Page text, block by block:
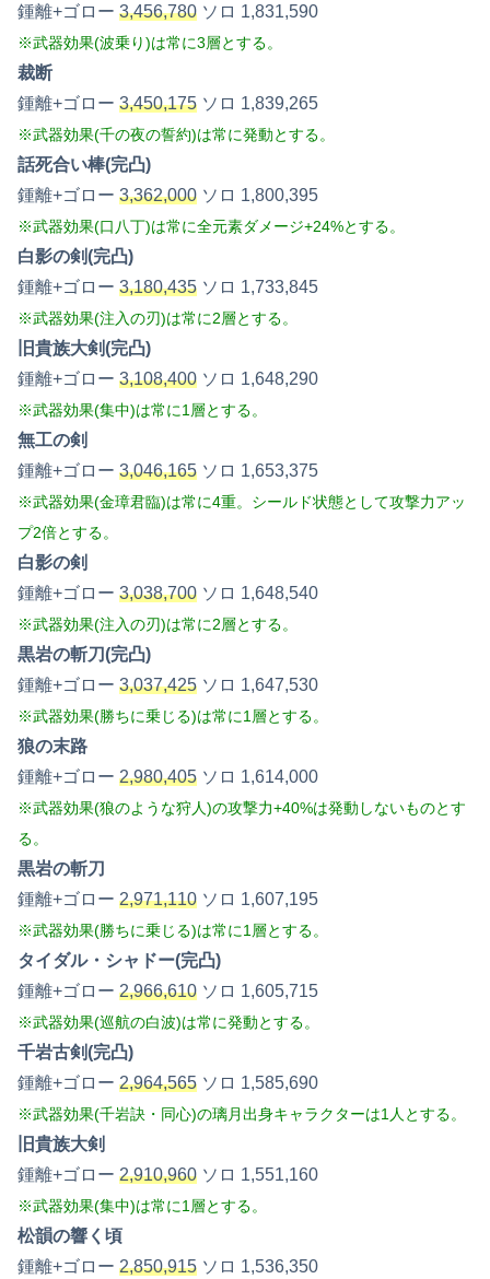
鍾離+ゴロー 3,456,780 ソロ 1,831,590
※武器効果(波乗り)は常に3層とする。
裁断
鍾離+ゴロー 3,450,175 ソロ 1,839,265
※武器効果(千の夜の誓約)は常に発動とする。
話死合い棒(完凸)
鍾離+ゴロー 3,362,000 ソロ 1,800,395
※武器効果(口八丁)は常に全元素ダメージ+24%とする。
白影の剣(完凸)
鍾離+ゴロー 3,180,435 ソロ 1,733,845
※武器効果(注入の刃)は常に2層とする。
旧貴族大剣(完凸)
鍾離+ゴロー 3,108,400 ソロ 1,648,290
※武器効果(集中)は常に1層とする。
無工の剣
鍾離+ゴロー 3,046,165 ソロ 1,653,375
※武器効果(金璋君臨)は常に4重。シールド状態として攻撃力アッ
プ2倍とする。
白影の剣
鍾離+ゴロー 3,038,700 ソロ 1,648,540
※武器効果(注入の刃)は常に2層とする。
黒岩の斬刀(完凸)
鍾離+ゴロー 3,037,425 ソロ 1,647,530
※武器効果(勝ちに乗じる)は常に1層とする。
狼の末路
鍾離+ゴロー 2,980,405 ソロ 1,614,000
※武器効果(狼のような狩人)の攻撃力+40%は発動しないものとす
る。
黒岩の斬刀
鍾離+ゴロー 2,971,110 ソロ 1,607,195
※武器効果(勝ちに乗じる)は常に1層とする。
タイダル・シャドー(完凸)
鍾離+ゴロー 2,966,610 ソロ 1,605,715
※武器効果(巡航の白波)は常に発動とする。
千岩古剣(完凸)
鍾離+ゴロー 2,964,565 ソロ 1,585,690
※武器効果(千岩訣・同心)の璃月出身キャラクターは1人とする。
旧貴族大剣
鍾離+ゴロー 2,910,960 ソロ 1,551,160
※武器効果(集中)は常に1層とする。
松韻の響く頃
鍾離+ゴロー 2,850,915 ソロ 1,536,350